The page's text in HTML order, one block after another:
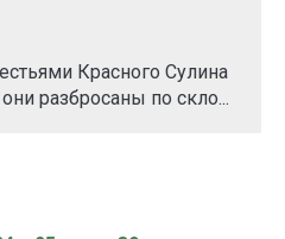
Красного Сулина
разбросаны по скло...